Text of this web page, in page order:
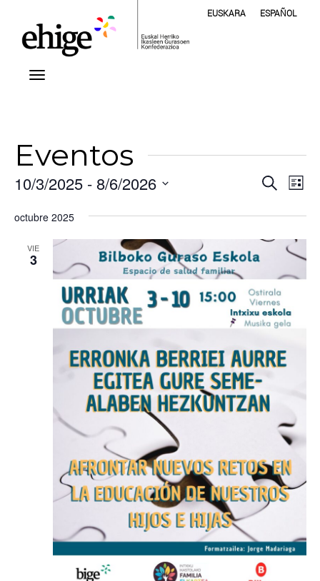
EUSKARA ESPAÑOL
Eventos
de
y
de
Buscar
de
Lista
10/3/2025 - 8/6/2026
la
octubre 2025
VIE
3